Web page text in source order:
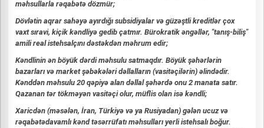
məhsullarla rəqabətə dözmür;
Dövlətin aqrar sahəyə ayırdığı subsidiyalar və güzəştli kreditlər çox
vaxt sıravi, kiçik kəndliyə gedib çatmır. Bürokratik əngəllər, "tanış-biliş"
amili real istehsalçını dəstəkdən məhrum edir;
Kəndlinin ən böyük dərdi məhsulu satmaqdır. Böyük şəhərlərin
bazarları və market şəbəkələri dəllalların (vasitəçilərin) əlindədir.
Kənddən məhsulu 20 qəpiyə alan dəllal şəhərdə onu 2 manata satır.
Qazanan tər tökməyən vasitəçi olur, müflis olan isə kəndli;
Xaricdən (məsələn, İran, Türkiyə və ya Rusiyadan) gələn ucuz və
rəqabətədavamlı kənd təsərrüfatı məhsulları yerli istehsalı boğur.